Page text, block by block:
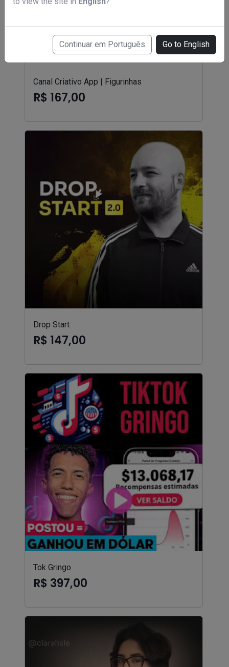
Continuar em Português Go to English
Canal Criativo App | Figurinhas
R$ 167,00
Drop Start
R$ 147,00
Tok Gringo
R$ 397,00